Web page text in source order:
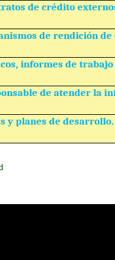
de crédito
de rendición
informes de
de atender la
y planes de desarrollo.